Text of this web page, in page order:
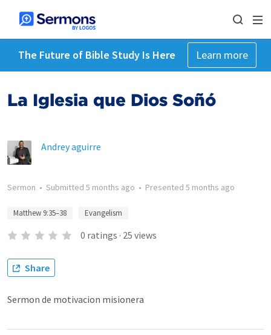
The Future of Bible Study Is Here Learn more
La Iglesia que Dios Soñó
Andrey aguirre
Sermon • Submitted 5 months ago • Presented 5 months ago
Matthew 9:35–38 Evangelism
0 ratings · 25 views
Share
Sermon de motivacion misionera